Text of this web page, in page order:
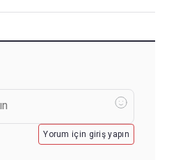
Yorum için giriş yapın